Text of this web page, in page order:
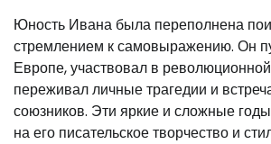
Юность Ивана была переполнена
стремлением к самовыражению. Он
Европе, участвовал в
переживал личные трагедии и
союзников. Эти яркие и сложные
на его писательское творчество и